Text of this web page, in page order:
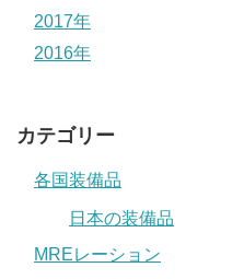
2017年
2016年
カテゴリー
各国装備品
日本の装備品
MREレーション